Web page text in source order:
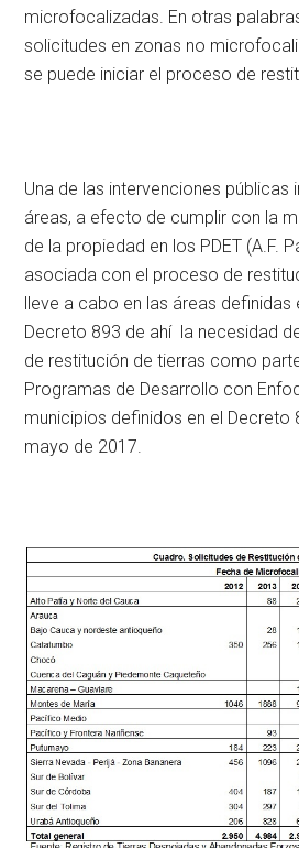
microfocalizadas. En otras
solicitudes en zonas no
se puede iniciar el proceso de
Una de las intervenciones públicas
áreas, a efecto de cumplir con la
de la propiedad en los PDET (A.F.
asociada con el proceso de
lleve a cabo en las áreas definidas
Decreto 893 de ahí la necesidad
de restitución de tierras como
Programas de Desarrollo con
municipios definidos en el Decreto
mayo de 2017.